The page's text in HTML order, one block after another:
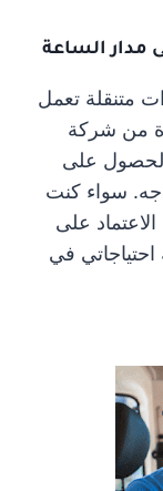
مدار الساعة
متنقلة تعمل
من شركة
على
سواء كنت
على
احتياجاتي في